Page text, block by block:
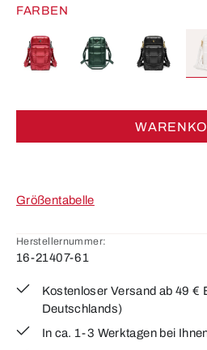
FARBEN
Größentabelle
Herstellernummer:
16-21407-61
Kostenloser Versand ab 49 €
Deutschlands)
In ca. 1-3 Werktagen bei